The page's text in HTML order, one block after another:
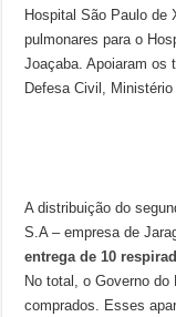
Hospital São Paulo de
pulmonares para o
Joaçaba. Apoiaram os
Defesa Civil,
A distribuição do
S.A – empresa de
entrega de 10
No total, o Governo
comprados. Esses